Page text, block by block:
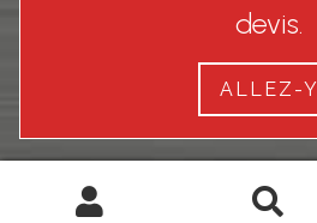
devis.
ALLEZ-Y
Recherche
Recherche